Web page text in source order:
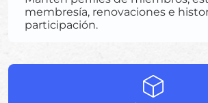
membresía, renovaciones e
participación.